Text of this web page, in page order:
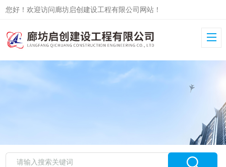
您好！欢迎访问廊坊启创建设工程有限公司网站！